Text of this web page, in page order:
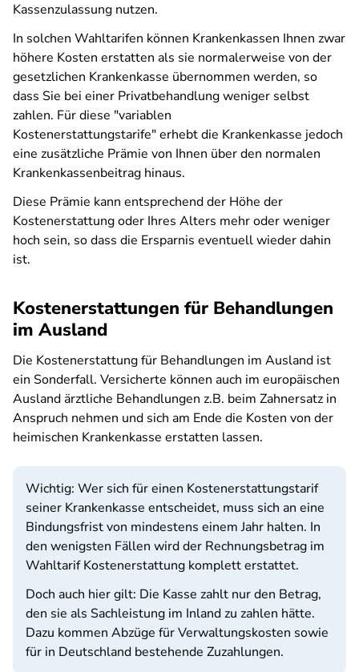
Kassenzulassung nutzen.
In solchen Wahltarifen können Krankenkassen Ihnen zwar
höhere Kosten erstatten als sie normalerweise von der
gesetzlichen Krankenkasse übernommen werden, so
dass Sie bei einer Privatbehandlung weniger selbst
zahlen. Für diese "variablen
Kostenerstattungstarife" erhebt die Krankenkasse jedoch
eine zusätzliche Prämie von Ihnen über den normalen
Krankenkassenbeitrag hinaus.
Diese Prämie kann entsprechend der Höhe der
Kostenerstattung oder Ihres Alters mehr oder weniger
hoch sein, so dass die Ersparnis eventuell wieder dahin
ist.
Kostenerstattungen für Behandlungen
im Ausland
Die Kostenerstattung für Behandlungen im Ausland ist
ein Sonderfall. Versicherte können auch im europäischen
Ausland ärztliche Behandlungen z.B. beim Zahnersatz in
Anspruch nehmen und sich am Ende die Kosten von der
heimischen Krankenkasse erstatten lassen.
Wichtig: Wer sich für einen Kostenerstattungstarif
seiner Krankenkasse entscheidet, muss sich an eine
Bindungsfrist von mindestens einem Jahr halten. In
den wenigsten Fällen wird der Rechnungsbetrag im
Wahltarif Kostenerstattung komplett erstattet.
Doch auch hier gilt: Die Kasse zahlt nur den Betrag,
den sie als Sachleistung im Inland zu zahlen hätte.
Dazu kommen Abzüge für Verwaltungskosten sowie
für in Deutschland bestehende Zuzahlungen.